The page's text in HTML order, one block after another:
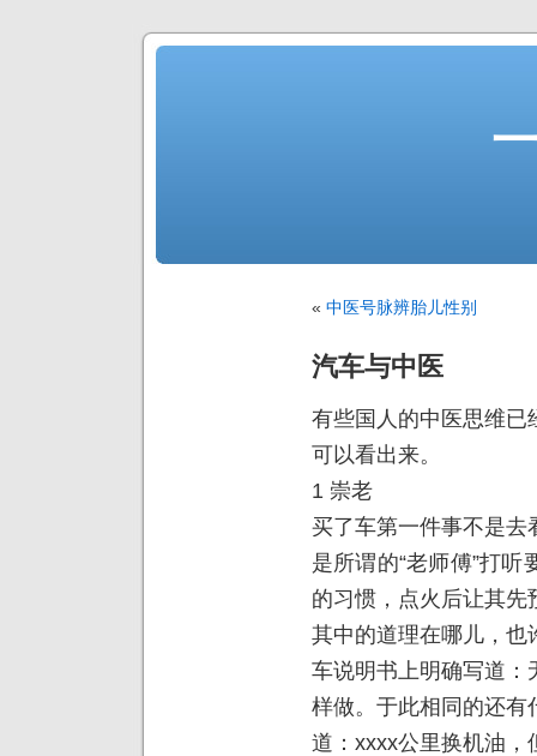
« 中医号脉辨胎儿性别
汽车与中医
有些国人的中医思维已
可以看出来。
1 崇老
买了车第一件事不是去
是所谓的“老师傅”打
的习惯，点火后让其
其中的道理在哪儿，也
车说明书上明确写道：
样做。于此相同的还有
道：xxxx公里换机油，